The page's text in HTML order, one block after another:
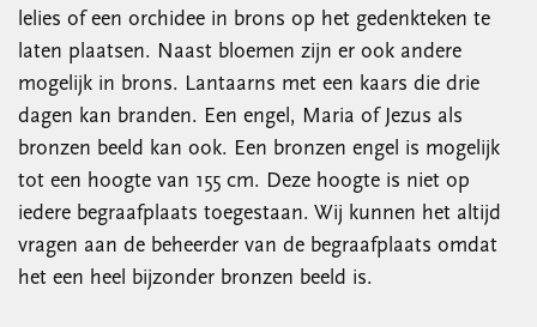
lelies of een orchidee in brons op het gedenkteken te
laten plaatsen. Naast bloemen zijn er ook andere
mogelijk in brons. Lantaarns met een kaars die drie
dagen kan branden. Een engel, Maria of Jezus als
bronzen beeld kan ook. Een bronzen engel is mogelijk
tot een hoogte van 155 cm. Deze hoogte is niet op
iedere begraafplaats toegestaan. Wij kunnen het altijd
vragen aan de beheerder van de begraafplaats omdat
het een heel bijzonder bronzen beeld is.